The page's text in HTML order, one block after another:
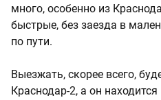
много, особенно из
быстрые, без заезда в
по пути.
Выезжать, скорее всего,
Краснодар-2, а он